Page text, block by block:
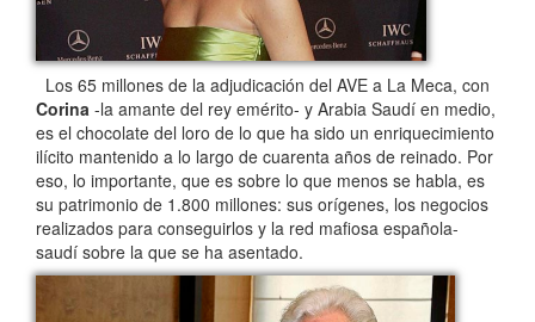
Los 65 millones de la adjudicación del AVE a La Meca, con
Corina -la amante del rey emérito- y Arabia Saudí en medio,
es el chocolate del loro de lo que ha sido un enriquecimiento
ilícito mantenido a lo largo de cuarenta años de reinado. Por
eso, lo importante, que es sobre lo que menos se habla, es
su patrimonio de 1.800 millones: sus orígenes, los negocios
realizados para conseguirlos y la red mafiosa española-
saudí sobre la que se ha asentado.